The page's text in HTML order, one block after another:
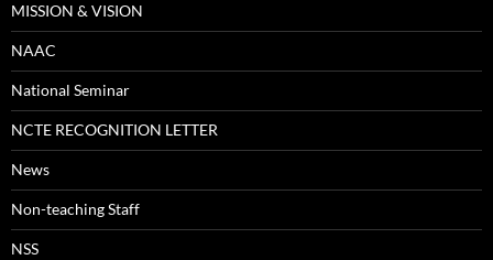
MISSION & VISION
NAAC
National Seminar
NCTE RECOGNITION LETTER
News
Non-teaching Staff
NSS